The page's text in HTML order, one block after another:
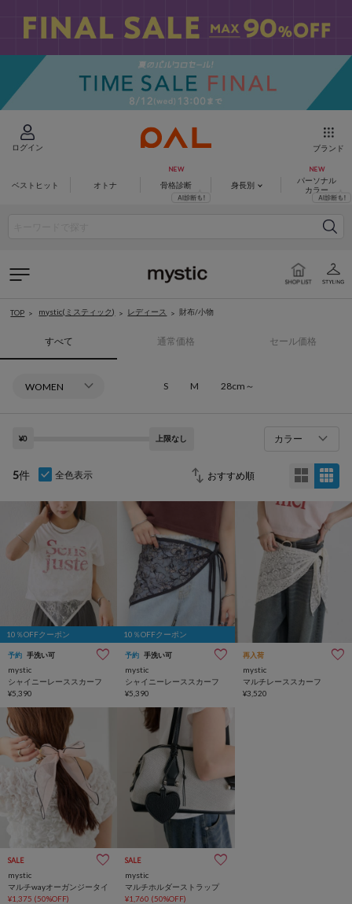
ログイン ブランド
ベストヒット オトナ 骨格診断 身長別
パーソナル
カラー
TOP mystic(ミスティック) レディース 財布/小物
すべて 通常価格 セール価格
S M 28cm～
¥0 上限なし カラー
5件 全色表示
10％OFFクーポン
予約 手洗い可
mystic
シャイニーレーススカーフ
¥5,390
10％OFFクーポン
予約 手洗い可
mystic
シャイニーレーススカーフ
¥5,390
再入荷
mystic
マルチレーススカーフ
¥3,520
SALE
mystic
マルチwayオーガンジータイ
¥1,375 (50%OFF)
SALE
mystic
マルチホルダーストラップ
¥1,760 (50%OFF)